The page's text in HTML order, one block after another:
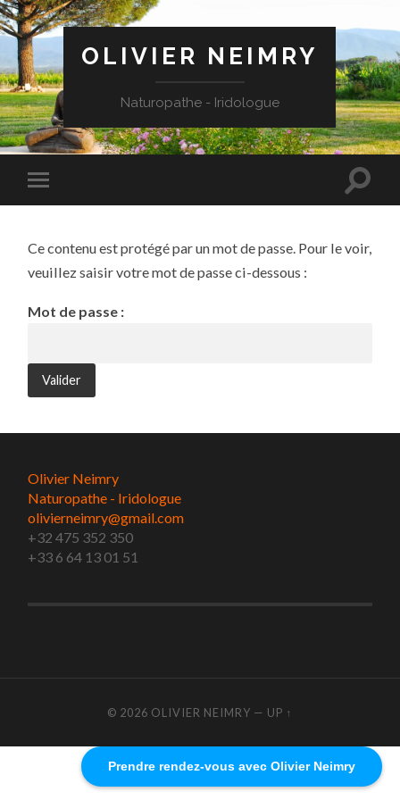
Prendre rendez-vous avec Olivier Neimry
OLIVIER NEIMRY
Naturopathe - Iridologue
Ce contenu est protégé par un mot de passe. Pour le voir,
veuillez saisir votre mot de passe ci-dessous :
Mot de passe :
Olivier Neimry
Naturopathe - Iridologue
olivierneimry@gmail.com
+32 475 352 350
+33 6 64 13 01 51
© 2026 OLIVIER NEIMRY — UP ↑